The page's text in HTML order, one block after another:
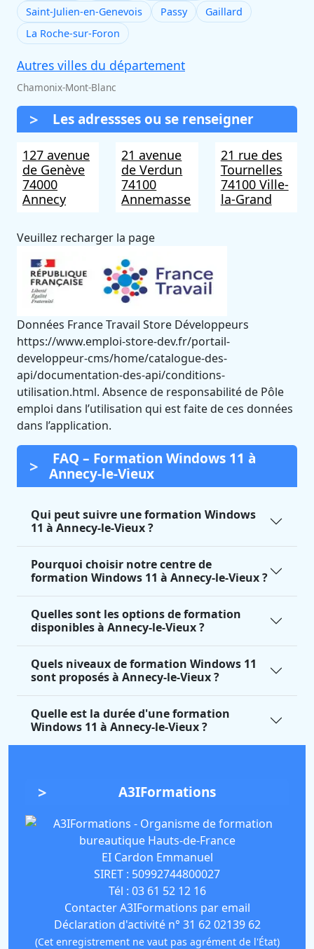
Saint-Julien-en-Genevois
Passy
Gaillard
La Roche-sur-Foron
Autres villes du département
Chamonix-Mont-Blanc
Les adressses ou se renseigner
127 avenue
de Genève
74000
Annecy
21 avenue
de Verdun
74100
Annemasse
21 rue des
Tournelles
74100 Ville-
la-Grand
Veuillez recharger la page
Données France Travail Store Développeurs
https://www.emploi-store-dev.fr/portail-
developpeur-cms/home/catalogue-des-
api/documentation-des-api/conditions-
utilisation.html. Absence de responsabilité de Pôle
emploi dans l’utilisation qui est faite de ces données
dans l’application.
FAQ – Formation Windows 11 à
Annecy-le-Vieux
Qui peut suivre une formation Windows
11 à Annecy-le-Vieux ?
Pourquoi choisir notre centre de
formation Windows 11 à Annecy-le-Vieux ?
Quelles sont les options de formation
disponibles à Annecy-le-Vieux ?
Quels niveaux de formation Windows 11
sont proposés à Annecy-le-Vieux ?
Quelle est la durée d'une formation
Windows 11 à Annecy-le-Vieux ?
A3IFormations
EI Cardon Emmanuel
SIRET : 50992744800027
Tél : 03 61 52 12 16
Contacter A3IFormations par email
Déclaration d'activité n° 31 62 02139 62
(Cet enregistrement ne vaut pas agrément de l'État)